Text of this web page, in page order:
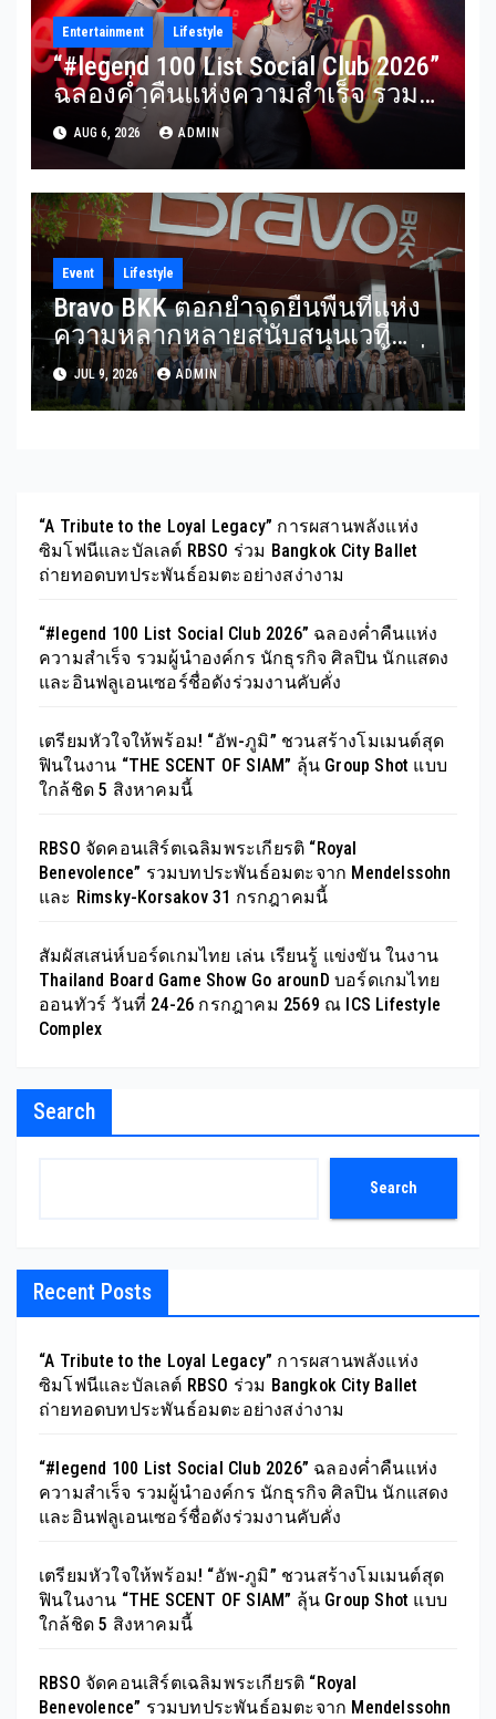
Entertainment Lifestyle
“#legend 100 List Social Club 2026”
ฉลองค่ำคืนแห่งความสำเร็จ รวม
ผู้นำองค์กร นักธุรกิจ ศิลปิน นัก
แสดง และอินฟลูเอนเซอร์ชื่อดัง
ร่วมงานคับคั่ง
AUG 6, 2026 ADMIN
Event Lifestyle
Bravo BKK ตอกย้ำจุดยืนพื้นที่แห่ง
ความหลากหลายสนับสนุนเวที
Mister Gay Thailand 2026 เปิดพื้นที่
ส่งต่อแรงบันดาลใจและความเท่า
เทียมสู่สังคม
JUL 9, 2026 ADMIN
“A Tribute to the Loyal Legacy” การผสานพลังแห่ง
ซิมโฟนีและบัลเลต์ RBSO ร่วม Bangkok City Ballet
ถ่ายทอดบทประพันธ์อมตะอย่างสง่างาม
“#legend 100 List Social Club 2026” ฉลองค่ำคืนแห่ง
ความสำเร็จ รวมผู้นำองค์กร นักธุรกิจ ศิลปิน นักแสดง
และอินฟลูเอนเซอร์ชื่อดังร่วมงานคับคั่ง
เตรียมหัวใจให้พร้อม! “อัพ-ภูมิ” ชวนสร้างโมเมนต์สุด
ฟินในงาน “THE SCENT OF SIAM” ลุ้น Group Shot แบบ
ใกล้ชิด 5 สิงหาคมนี้
RBSO จัดคอนเสิร์ตเฉลิมพระเกียรติ “Royal
Benevolence” รวมบทประพันธ์อมตะจาก Mendelssohn
และ Rimsky-Korsakov 31 กรกฎาคมนี้
สัมผัสเสน่ห์บอร์ดเกมไทย เล่น เรียนรู้ แข่งขัน ในงาน
Thailand Board Game Show Go arounD บอร์ดเกมไทย
ออนทัวร์ วันที่ 24-26 กรกฎาคม 2569 ณ ICS Lifestyle
Complex
Search
Search
Recent Posts
“A Tribute to the Loyal Legacy” การผสานพลังแห่ง
ซิมโฟนีและบัลเลต์ RBSO ร่วม Bangkok City Ballet
ถ่ายทอดบทประพันธ์อมตะอย่างสง่างาม
“#legend 100 List Social Club 2026” ฉลองค่ำคืนแห่ง
ความสำเร็จ รวมผู้นำองค์กร นักธุรกิจ ศิลปิน นักแสดง
และอินฟลูเอนเซอร์ชื่อดังร่วมงานคับคั่ง
เตรียมหัวใจให้พร้อม! “อัพ-ภูมิ” ชวนสร้างโมเมนต์สุด
ฟินในงาน “THE SCENT OF SIAM” ลุ้น Group Shot แบบ
ใกล้ชิด 5 สิงหาคมนี้
RBSO จัดคอนเสิร์ตเฉลิมพระเกียรติ “Royal
Benevolence” รวมบทประพันธ์อมตะจาก Mendelssohn